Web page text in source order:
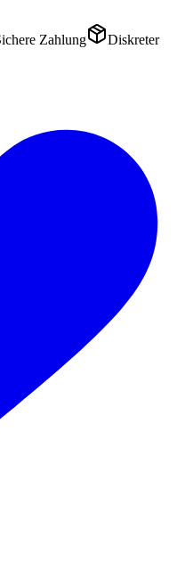
Zahlung
Diskreter